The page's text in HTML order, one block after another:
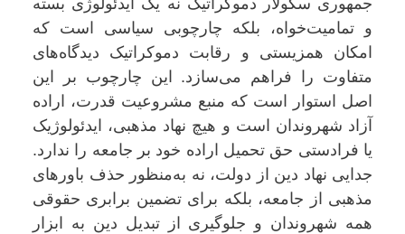
جمهوری سکولار دموکراتیک نه یک ایدئولوژی بسته
و تمامیت‌خواه، بلکه چارچوبی سیاسی است که
امکان همزیستی و رقابت دموکراتیک دیدگاه‌های
متفاوت را فراهم می‌سازد. این چارچوب بر این
اصل استوار است که منبع مشروعیت قدرت، اراده
آزاد شهروندان است و هیچ نهاد مذهبی، ایدئولوژیک
یا فرادستی حق تحمیل اراده خود بر جامعه را ندارد.
جدایی نهاد دین از دولت، نه به‌منظور حذف باورهای
مذهبی از جامعه، بلکه برای تضمین برابری حقوقی
همه شهروندان و جلوگیری از تبدیل دین به ابزار